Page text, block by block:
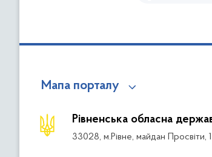
Мапа порталу
Рівненська обласна
33028, м.Рівне, майдан Просвіти, 1